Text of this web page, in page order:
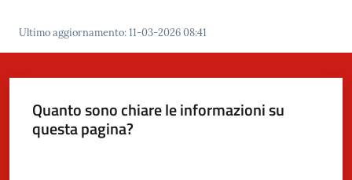
Vivere
Casalfiumanese
Ultimo aggiornamento:11-03-2026 08:41
Quanto sono chiare le informazioni su
questa pagina?